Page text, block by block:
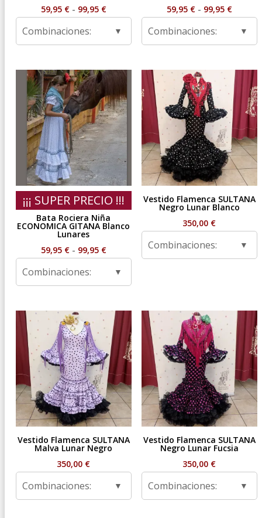
59,95 € - 99,95 €Rango
59,95 €
99,95 €
Combinaciones:
59,95 € - 99,95 €Rango
59,95 €
hasta
99,95 €
Combinaciones:
¡¡¡ SUPER PRECIO !!!
Bata Rociera Niña
ECONOMICA GITANA Blanco
Lunares
59,95 € - 99,95 €Rango
59,95 €
hasta
99,95 €
Combinaciones:
Vestido Flamenca SULTANA
Negro Lunar Blanco
350,00 €
Combinaciones:
Vestido Flamenca SULTANA
Malva Lunar Negro
350,00 €
Combinaciones:
Vestido Flamenca SULTANA
Negro Lunar Fucsia
350,00 €
Combinaciones: